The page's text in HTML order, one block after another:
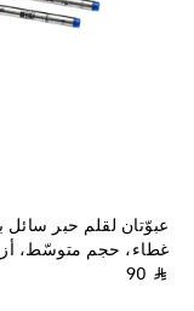
عبوّتان لقلم حبر سائل
غطاء، حجم متوسّط،
⃁ 90